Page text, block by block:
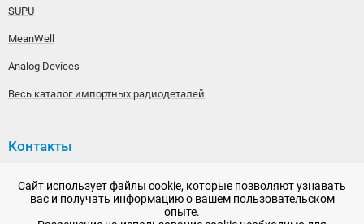
SUPU
MeanWell
Analog Devices
Весь каталог импортных радиодеталей
Контакты
192148, г. Санкт-Петербург, Железнодорожный проспект,
дом 36
Сайт использует файлы cookie, которые позволяют узнавать
вас и получать информацию о вашем пользовательском
опыте.